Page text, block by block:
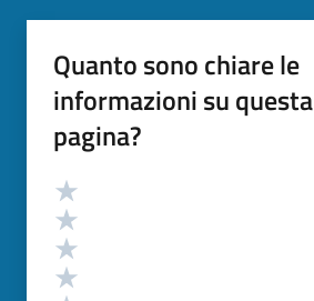
Quanto sono chiare le
informazioni su questa
pagina?
Valutazione